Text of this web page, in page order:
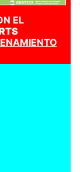
EL